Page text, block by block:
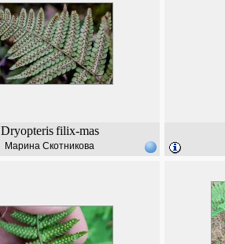
Dryopteris filix-mas
Марина Скотникова